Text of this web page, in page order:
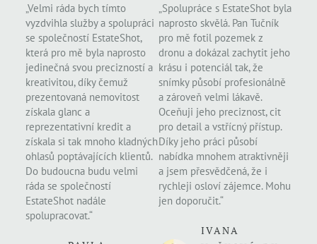
„Velmi ráda bych tímto
vyzdvihla služby a spolupráci
se společností EstateShot,
která pro mě byla naprosto
jedinečná svou precizností a
kreativitou, díky čemuž
prezentovaná nemovitost
získala glanc a
reprezentativní kredit a
získala si tak mnoho kladných
ohlasů poptávajících klientů.
Do budoucna budu velmi
ráda se společností
EstateShot nadále
spolupracovat.“
„Spolupráce s EstateShot byla
naprosto skvělá. Pan Tučník
pro mě fotil pozemek z
dronu a dokázal zachytit jeho
krásu i potenciál tak, že
snímky působí profesionálně
a zároveň velmi lákavě.
Oceňuji jeho preciznost, cit
pro detail a vstřícný přístup.
Díky jeho práci působí
nabídka mnohem atraktivněji
a jsem přesvědčená, že i
rychleji osloví zájemce. Mohu
jen doporučit.“
IVANA